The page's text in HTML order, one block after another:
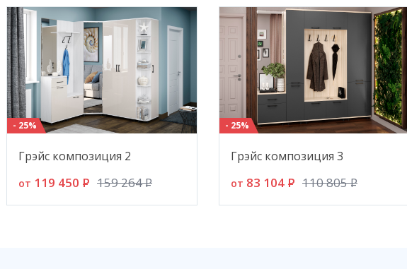
что
-
- 25%
Грэйс композиция 2
от 119 450 P 159 264P
- 25%
Грэйс композиция 3
от 83 104 P 110 805P